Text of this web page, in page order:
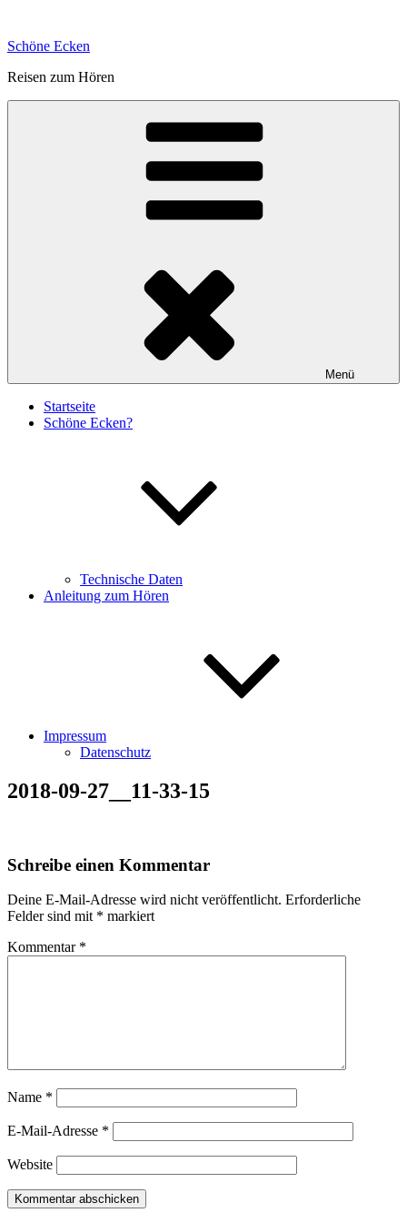
springen
Schöne Ecken
Reisen zum Hören
Menü
Startseite
Schöne Ecken?
Technische Daten
Anleitung zum Hören
Impressum
Datenschutz
2018-09-27__11-33-15
Schreibe einen Kommentar
Deine E-Mail-Adresse wird nicht veröffentlicht. Erforderliche
Felder sind mit * markiert
Kommentar *
Name *
E-Mail-Adresse *
Website